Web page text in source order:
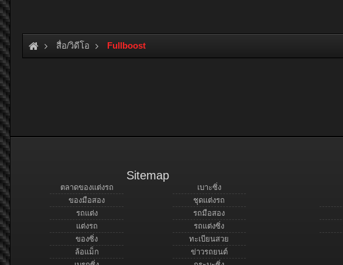
สื่อ/วิดีโอ Fullboost
Sitemap
ตลาดของแต่งรถ
ของมือสอง
รถแต่ง
แต่งรถ
ของซิ่ง
ล้อแม็ก
เบาะซิ่ง
ชุดแต่งรถ
รถมือสอง
รถแต่งซิ่ง
ทะเบียนสวย
ข่าวรถยนต์